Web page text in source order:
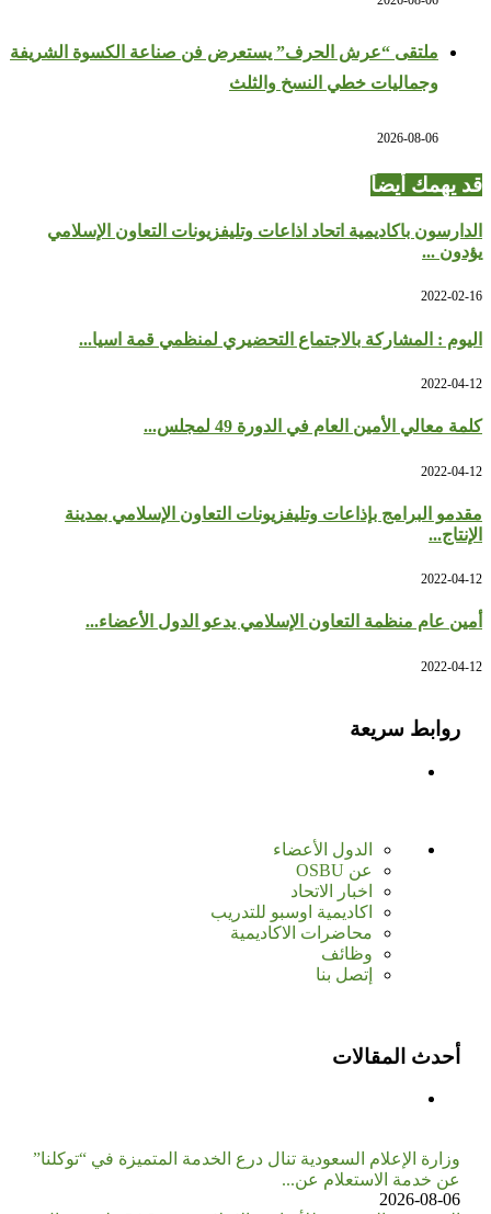
ملتقى “عرش الحرف” يستعرض فن صناعة الكسوة الشريفة
وجماليات خطي النسخ والثلث
2026-08-06
قد يهمك أيضاً
الدارسون باكاديمية اتحاد اذاعات وتليفزيونات التعاون الإسلامي
يؤدون ...
2022-02-16
اليوم : المشاركة بالاجتماع التحضيري لمنظمي قمة اسيا...
2022-04-12
كلمة معالي الأمين العام في الدورة 49 لمجلس...
2022-04-12
مقدمو البرامج بإذاعات وتليفزيونات التعاون الإسلامي بمدينة
الإنتاج...
2022-04-12
أمين عام منظمة التعاون الإسلامي يدعو الدول الأعضاء...
2022-04-12
روابط سريعة
الدول الأعضاء
عن OSBU
اخبار الاتحاد
اكاديمية اوسبو للتدريب
محاضرات الاكاديمية
وظائف
إتصل بنا
أحدث المقالات
وزارة الإعلام السعودية تنال درع الخدمة المتميزة في “توكلنا”
عن خدمة الاستعلام عن...
2026-08-06